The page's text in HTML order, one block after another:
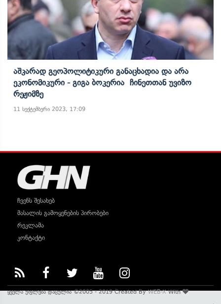
Აშკარად Გეოპოლიტიკური Განაცხადია Და Არა
Ეკონომიკური - Გიგა Ბოკერია Ჩინეთთან Უვიზო
Რეჟიმზე
11 სექტემბერი 2023, 17:09
ჩვენს შესახებ
მასალის გამოყენების პირობები
რეკლამა
კონტაქტი
ყველა უფლება დაცულია ©2005 - 2019 Created ByWEB-XWith